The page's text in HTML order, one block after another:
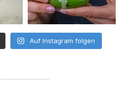
Auf Instagram folgen